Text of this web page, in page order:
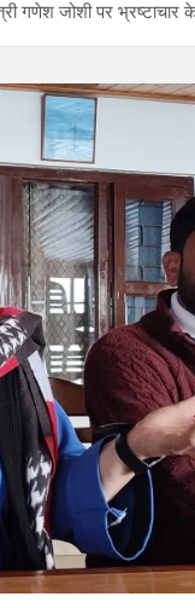
गणेश जोशी पर भ्रष्टाचार